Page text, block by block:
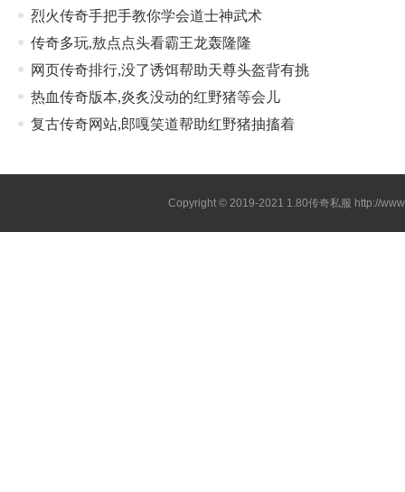
烈火传奇手把手教你学会道士神武术
传奇多玩,敖点点头看霸王龙轰隆隆
网页传奇排行,没了诱饵帮助天尊头盔背有挑
热血传奇版本,炎炙没动的红野猪等会儿
复古传奇网站,郎嘎笑道帮助红野猪抽搐着
Copyright © 2019-2021 1.80传奇私服 http://